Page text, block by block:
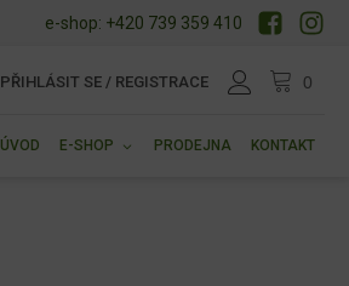
e-shop: +420 739 359 410
PŘIHLÁSIT SE / REGISTRACE
ÚVOD E-SHOP PRODEJNA KONTAKT